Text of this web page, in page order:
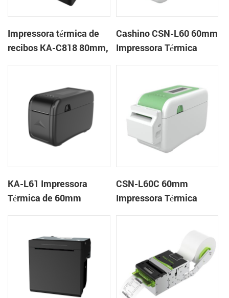
Impressora térmica de
recibos KA-C818 80mm,
Cashino CSN-L60 60mm
Impressora Térmica
KA-L61 Impressora
Térmica de 60mm
CSN-L60C 60mm
Impressora Térmica